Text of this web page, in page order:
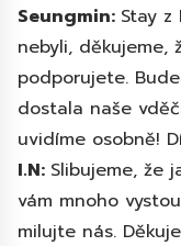
Seungmin: Stay
nebyli, děkujeme,
podporujete.
dostala naše
uvidíme osobně!
I.N: Slibujeme, že
vám mnoho
milujte nás.